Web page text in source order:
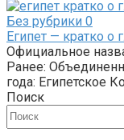
Без рубрики 0
Египет — кратко о
Официальное
Ранее:
года: Египетское
Поиск